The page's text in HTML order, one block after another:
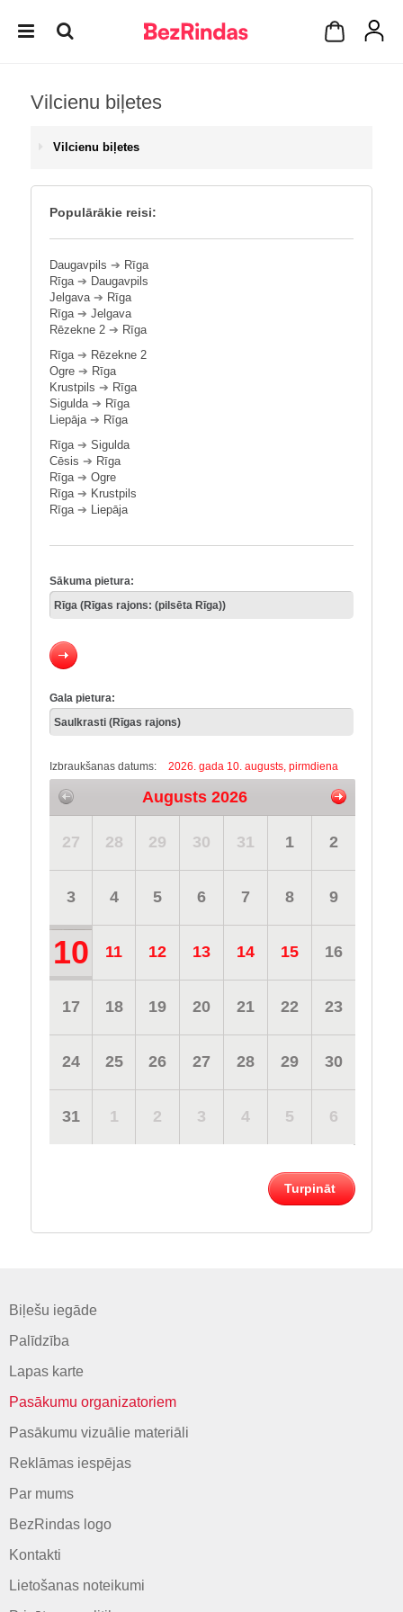
Vilcienu biļetes
Vilcienu biļetes
Populārākie reisi:
Daugavpils ➔ Rīga
Rīga➔ Daugavpils
Jelgava➔ Rīga
Rīga➔ Jelgava
Rēzekne 2 ➔ Rīga
Rīga➔ Rēzekne 2
Ogre ➔ Rīga
Krustpils ➔ Rīga
Sigulda➔ Rīga
Liepāja➔ Rīga
Rīga➔ Sigulda
Cēsis ➔ Rīga
Rīga➔ Ogre
Rīga➔ Krustpils
Rīga➔ Liepāja
Sākuma pietura:
Gala pietura:
Izbraukšanas datums: 2026. gada 10. augusts, pirmdiena
Augusts 2026
27 28 29 30 31 1 2
3 4 5 6 7 8 9
10 11 12 13 14 15 16
17 18 19 20 21 22 23
24 25 26 27 28 29 30
31 1 2 3 4 5 6
Turpināt
Biļešu iegāde
Palīdzība
Lapas karte
Pasākumu organizatoriem
Pasākumu vizuālie materiāli
Reklāmas iespējas
Par mums
BezRindas logo
Kontakti
Lietošanas noteikumi